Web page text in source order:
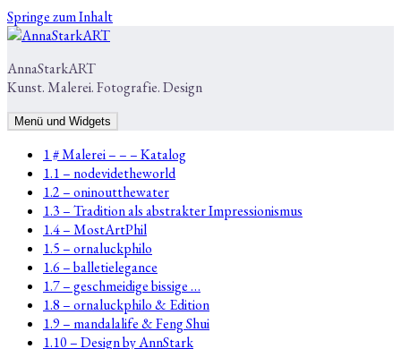
Springe zum Inhalt
AnnaStarkART
Kunst. Malerei. Fotografie. Design
Menü und Widgets
1 # Malerei – – – Katalog
1.1 – nodevidetheworld
1.2 – oninoutthewater
1.3 – Tradition als abstrakter Impressionismus
1.4 – MostArtPhil
1.5 – ornaluckphilo
1.6 – balletielegance
1.7 – geschmeidige bissige …
1.8 – ornaluckphilo & Edition
1.9 – mandalalife & Feng Shui
1.10 – Design by AnnStark